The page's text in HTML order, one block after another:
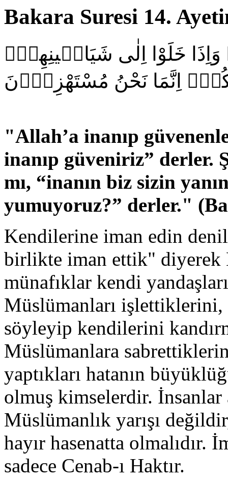
Bakara Suresi 14.
وَاِذَا خَلَوْا اِلٰى شَيَاط۪ينِهِمْۙ
مَعَكُمْۙ اِنَّمَا نَحْنُ مُسْتَهْزِؤُ۫نَ
"Allah’a inanıp
inanıp güveniriz” derler.
mı, “inanın biz sizin
yumuyoruz?” derler."
Kendilerine iman edin
birlikte iman ettik" diyerek
münafıklar kendi
Müslümanları
söyleyip kendilerini
Müslümanlara
yaptıkları hatanın
olmuş kimselerdir. İnsanlar
Müslümanlık yarışı
hayır hasenatta olmalıdır.
sadece Cenab-ı Haktır.